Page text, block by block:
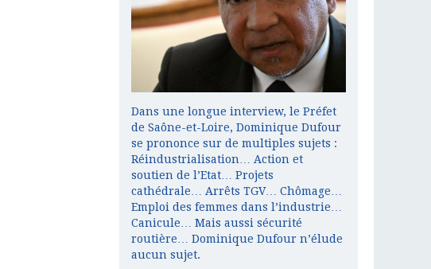
Dans une longue interview, le Préfet
de Saône-et-Loire, Dominique Dufour
se prononce sur de multiples sujets :
Réindustrialisation… Action et
soutien de l’Etat… Projets
cathédrale… Arrêts TGV… Chômage…
Emploi des femmes dans l’industrie…
Canicule… Mais aussi sécurité
routière… Dominique Dufour n’élude
aucun sujet.